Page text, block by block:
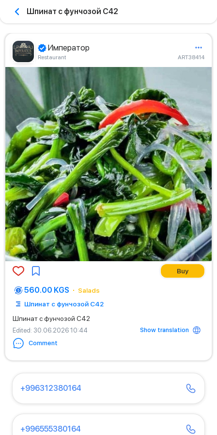
Шпинат с фунчозой С42
Император
Restaurant ART38414
Buy
560.00 KGS
Salads
Шпинат с фунчозой С42
Шпинат с фунчозой С42
Edited: 30.06.2026 10:44
Show translation
Comment
+996312380164
+996555380164